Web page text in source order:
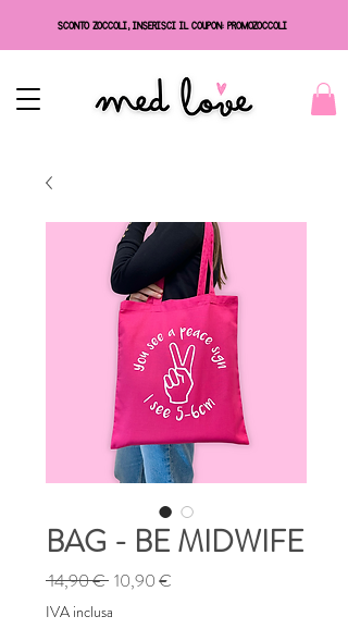
SCONTO ZOCCOLI, INSERISCI IL COUPON: PROMOZOCCOLI
BAG - BE MIDWIFE
14,90 € Prezzo
10,90 €
IVA inclusa